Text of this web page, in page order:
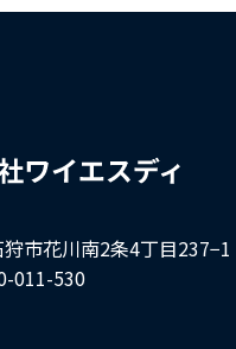
市花川南2条4丁目237−1
011-530